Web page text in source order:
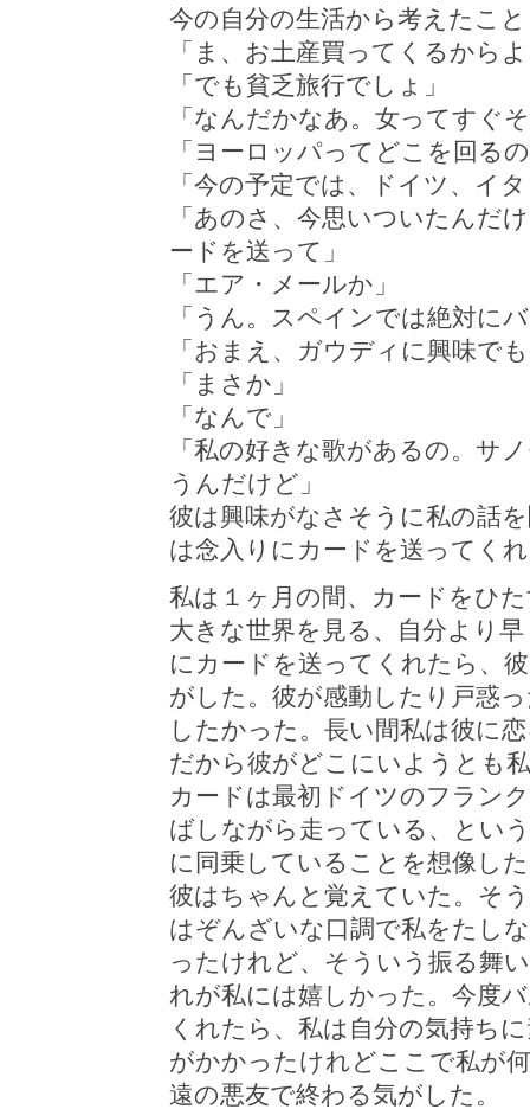
今の自分の生活から考えたこ
「ま、お土産買ってくるから
「でも貧乏旅行でしょ」
「なんだかなあ。女ってすぐ
「ヨーロッパってどこを回る
「今の予定では、ドイツ、イ
「あのさ、今思いついたんだ
ードを送って」
「エア・メールか」
「うん。スペインでは絶対に
「おまえ、ガウディに興味で
「まさか」
「なんで」
「私の好きな歌があるの。サ
うんだけど」
彼は興味がなさそうに私の話
は念入りにカードを送ってく
私は１ヶ月の間、カードをひ
大きな世界を見る、自分より
にカードを送ってくれたら、
がした。彼が感動したり戸惑
したかった。長い間私は彼に
だから彼がどこにいようとも
カードは最初ドイツのフラン
ばしながら走っている、とい
に同乗していることを想像し
彼はちゃんと覚えていた。そ
はぞんざいな口調で私をたし
ったけれど、そういう振る舞
れが私には嬉しかった。今度
くれたら、私は自分の気持ち
がかかったけれどここで私が
遠の悪友で終わる気がした。